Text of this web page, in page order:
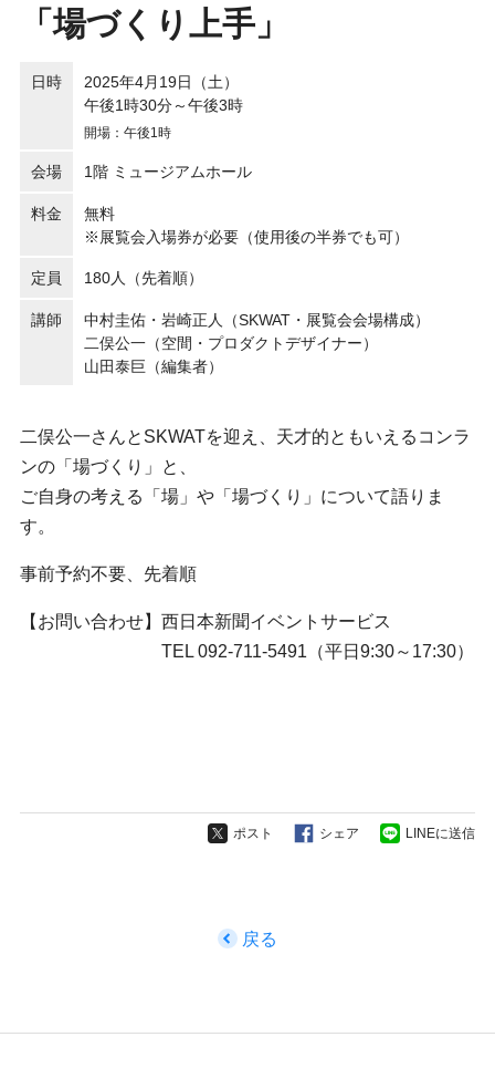
「場づくり上手」
日時
2025年4月19日（土）
午後1時30分～午後3時
開場：午後1時
会場 1階 ミュージアムホール
料金
無料
※展覧会入場券が必要（使用後の半券でも可）
定員 180人（先着順）
講師
中村圭佑・岩崎正人（SKWAT・展覧会会場構成）
二俣公一（空間・プロダクトデザイナー）
山田泰巨（編集者）
二俣公一さんとSKWATを迎え、天才的ともいえるコンラ
ンの「場づくり」と、
ご自身の考える「場」や「場づくり」について語りま
す。
事前予約不要、先着順
【お問い合わせ】西日本新聞イベントサービス
TEL 092-711-5491（平日9:30～17:30）
ポスト シェア LINEに送信
戻る